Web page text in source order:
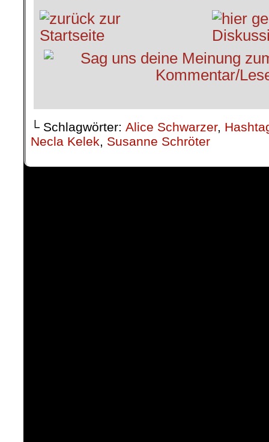
└ Schlagwörter: Alice Schwarzer,
Necla Kelek, Susanne Schröter